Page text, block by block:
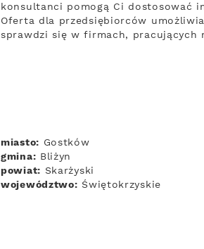
konsultanci pomogą Ci dostosować
Oferta dla przedsiębiorców
sprawdzi się w firmach, pracujących
miasto: Gostków
gmina: Bliżyn
powiat: Skarżyski
województwo: Świętokrzyskie